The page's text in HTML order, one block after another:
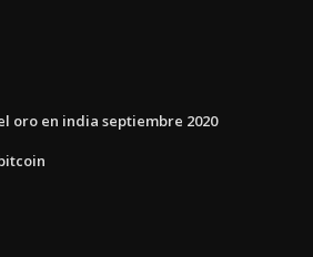
oro en india septiembre 2020